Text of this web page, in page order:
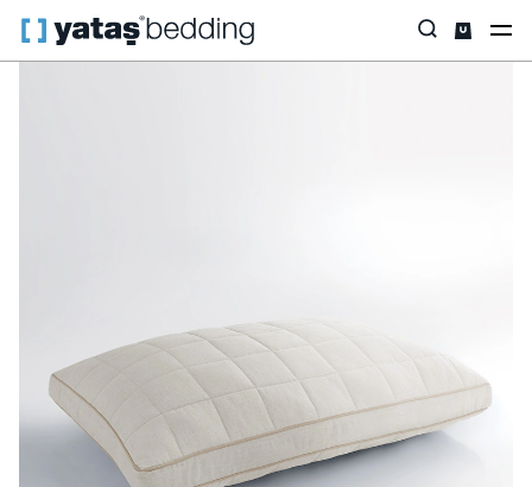
Anasayfa Yastık & Yorgan İhtiyaca Göre